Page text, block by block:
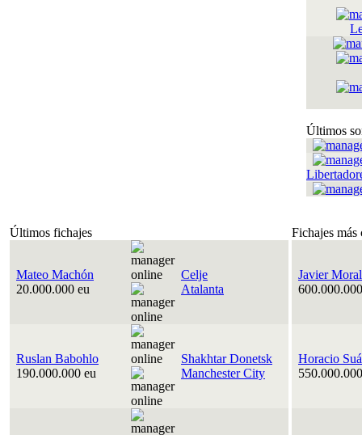
Últimos
Últimos fichajes Fichajes más
Mateo Machón
20.000.000 eu
Celje
Atalanta
Javier
Ruslan Babohlo
190.000.000 eu
Shakhtar Donetsk
Manchester City
Horacio